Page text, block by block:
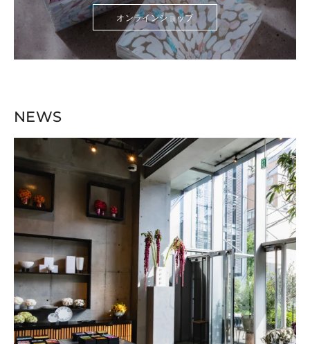
オンラインショップ
NEWS